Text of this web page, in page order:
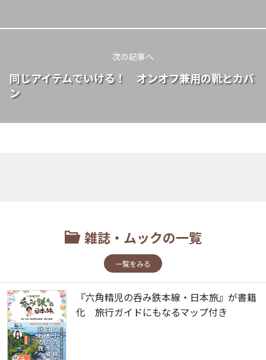
次の記事へ
同じアイテムでいける！ オンオフ兼用の靴とカバ
ン
雑誌・ムックの一覧
一覧をみる
『六角精児の呑み鉄本線・日本旅』が書籍
化 旅行ガイドにもなるマップ付き